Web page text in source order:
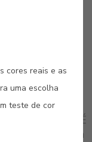
dos
criando um
personalidade. É
perfeita para
cores reais e as
uma escolha
teste de cor